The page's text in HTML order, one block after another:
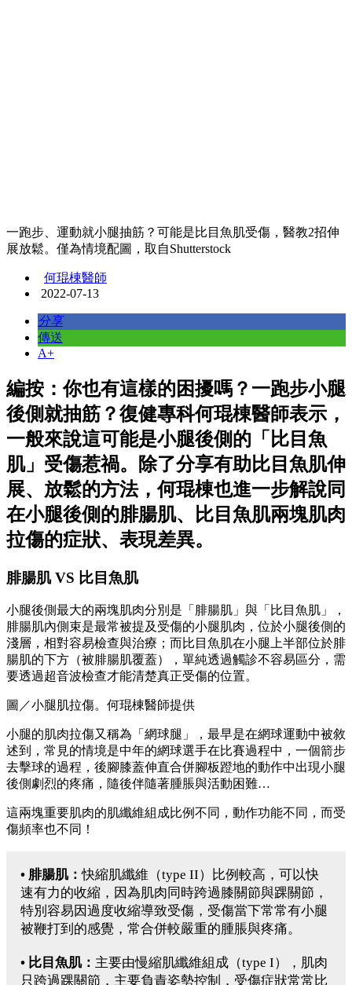
一跑步、運動就小腿抽筋？可能是比目魚肌受傷，醫教2招伸
展放鬆。僅為情境配圖，取自Shutterstock
何琨棟醫師
2022-07-13
分享
傳送
A+
編按：你也有這樣的困擾嗎？一跑步小腿
後側就抽筋？復健專科何琨棟醫師表示，
一般來說這可能是小腿後側的「比目魚
肌」受傷惹禍。除了分享有助比目魚肌伸
展、放鬆的方法，何琨棟也進一步解說同
在小腿後側的腓腸肌、比目魚肌兩塊肌肉
拉傷的症狀、表現差異。
腓腸肌 VS 比目魚肌
小腿後側最大的兩塊肌肉分別是「腓腸肌」與「比目魚肌」，
腓腸肌內側束是最常被提及受傷的小腿肌肉，位於小腿後側的
淺層，相對容易檢查與治療；而比目魚肌在小腿上半部位於腓
腸肌的下方（被腓腸肌覆蓋），單純透過觸診不容易區分，需
要透過超音波檢查才能清楚真正受傷的位置。